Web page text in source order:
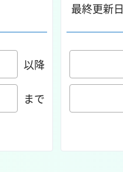
以降
まで
最終更新日